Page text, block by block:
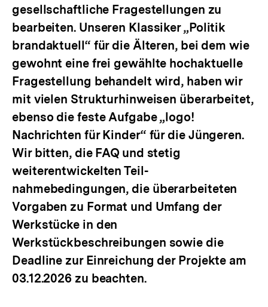
gesellschaftliche Fragestellungen zu
bearbeiten. Unseren Klassiker „Politik
brandaktuell“ für die Älteren, bei dem wie
gewohnt eine frei gewählte hochaktuelle
Fragestellung behandelt wird, haben wir
mit vielen Strukturhinweisen überarbeitet,
ebenso die feste Aufgabe „logo!
Nachrichten für Kinder“ für die Jüngeren.
Wir bitten, die FAQ und stetig
weiterentwickelten Teil-
nahmebedingungen, die überarbeiteten
Vorgaben zu Format und Umfang der
Werkstücke in den
Werkstückbeschreibungen sowie die
Deadline zur Einreichung der Projekte am
03.12.2026 zu beachten.